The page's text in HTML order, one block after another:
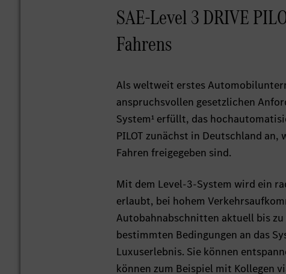
SAE-Level 3 DRIVE
Fahrens
Als weltweit erstes
anspruchsvollen gesetzlichen
System¹ erfüllt, das
PILOT zunächst in Deutschland
Fahren freigegeben sind.
Mit dem Level-3-System wird ein
erlaubt, bei hohem
Autobahnabschnitten aktuell bis
bestimmten Bedingungen an das
Luxuserlebnis. Sie können
können zum Beispiel mit Kollegen